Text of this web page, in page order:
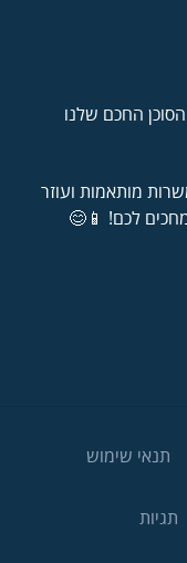
החכם שלנו
מותאמות ועוזר
לכם! 📱😊
תנאי שימוש
תגיות